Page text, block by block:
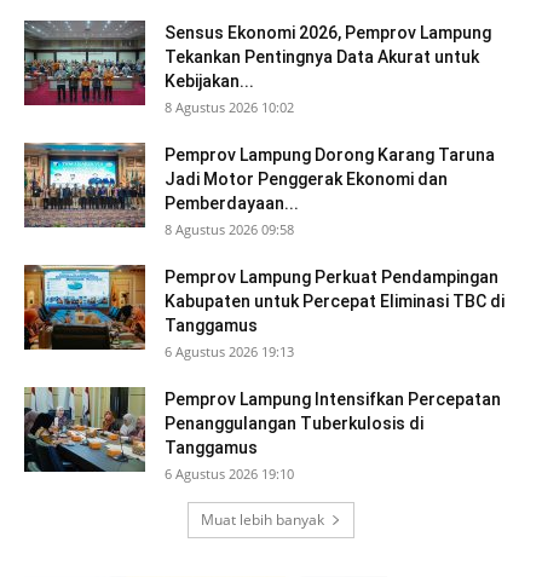
Sensus Ekonomi 2026, Pemprov Lampung
Tekankan Pentingnya Data Akurat untuk
Kebijakan...
8 Agustus 2026 10:02
Pemprov Lampung Dorong Karang Taruna
Jadi Motor Penggerak Ekonomi dan
Pemberdayaan...
8 Agustus 2026 09:58
Pemprov Lampung Perkuat Pendampingan
Kabupaten untuk Percepat Eliminasi TBC di
Tanggamus
6 Agustus 2026 19:13
Pemprov Lampung Intensifkan Percepatan
Penanggulangan Tuberkulosis di
Tanggamus
6 Agustus 2026 19:10
Muat lebih banyak